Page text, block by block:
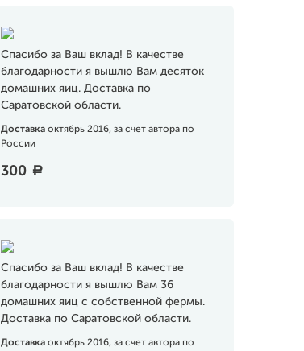
Спасибо за Ваш вклад! В качестве
благодарности я вышлю Вам десяток
домашних яиц. Доставка по
Саратовской области.
Доставка октябрь 2016, за счет автора по
России
300 a
Спасибо за Ваш вклад! В качестве
благодарности я вышлю Вам 36
домашних яиц с собственной фермы.
Доставка по Саратовской области.
Доставка октябрь 2016, за счет автора по